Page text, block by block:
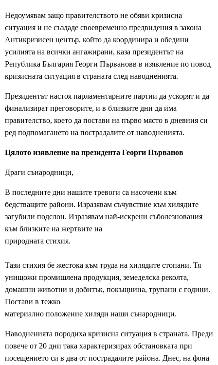
Недоумявам защо правителството не обяви кризисна
ситуация и не създаде своевременно предвидения в закона
Антикризисен център, който да координира и обедини
усилията на всички ангажирани, каза президентът на
Република България Георги Първановв в изявление по повод
кризисната ситуация в страната след наводненията.
Президентът настоя парламентарните партии да ускорят и да
финализират преговорите, и в близките дни да има
правителство, което да постави на първо място в дневния си
ред подпомагането на пострадалите от наводненията.
Цялото изявление на президента Георги Първанов
Драги сънародници,
В последните дни нашите тревоги са насочени към
бедстващите райони. Изразявам съчувствие към хилядите
загубили подслон. Изразявам най-искрени съболезнования
към близките на жертвите на
природната стихия.
Тази стихия бе жестока към труда на хилядите стопани. Тя
унищожи промишлена продукция, земеделска реколта,
домашни животни и добитък, покъщнина, трупани с години.
Постави в тежко
материално положение хиляди наши сънародници.
Наводненията породиха кризисна ситуация в страната. Преди
повече от 20 дни така характеризирах обстановката при
посещението си в два от пострадалите района. Днес, на фона